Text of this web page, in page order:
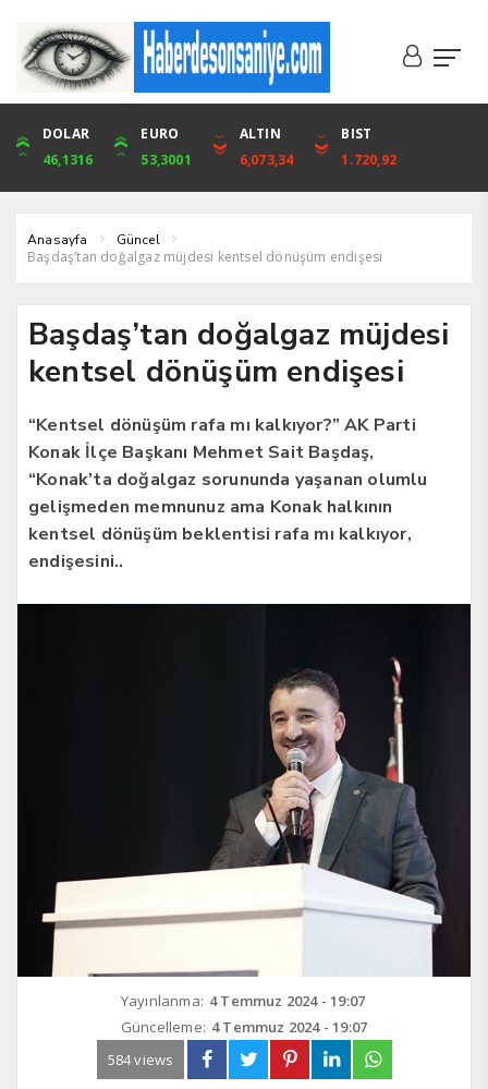
DOLAR
46,1316
EURO
53,3001
ALTIN
6,073,34
BIST
1.720,92
ONS
4,094,16
ALTIN
6,073,34
ÇEYREK
9,929,91
CUMHURİYET
42,104,00
Anasayfa Güncel
Başdaş’tan doğalgaz müjdesi kentsel dönüşüm endişesi
Başdaş’tan doğalgaz müjdesi
kentsel dönüşüm endişesi
“Kentsel dönüşüm rafa mı kalkıyor?” AK Parti
Konak İlçe Başkanı Mehmet Sait Başdaş,
“Konak’ta doğalgaz sorununda yaşanan olumlu
gelişmeden memnunuz ama Konak halkının
kentsel dönüşüm beklentisi rafa mı kalkıyor,
endişesini..
Yayınlanma: 4 Temmuz 2024 - 19:07
Güncelleme: 4 Temmuz 2024 - 19:07
584 views